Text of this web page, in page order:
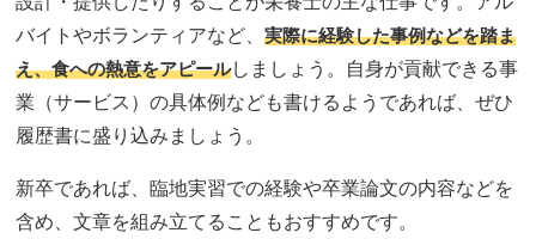
バイトやボランティアなど、実際に経験した事例などを踏ま
え、食への熱意をアピールしましょう。自身が貢献できる事
業（サービス）の具体例なども書けるようであれば、ぜひ
履歴書に盛り込みましょう。
新卒であれば、臨地実習での経験や卒業論文の内容などを
含め、文章を組み立てることもおすすめです。